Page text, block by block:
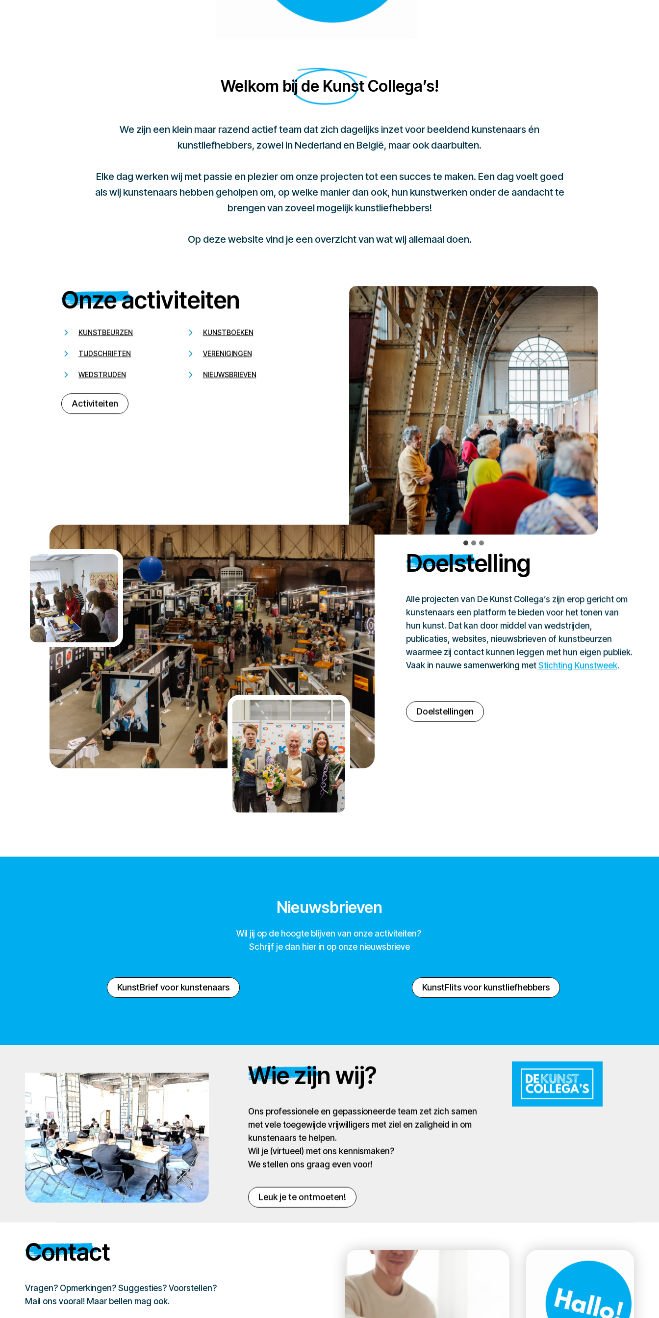
Welkom bij de Kunst Collega’s!
We zijn een klein maar razend actief team dat zich dagelijks inzet voor beeldend kunstenaars én
kunstliefhebbers, zowel in Nederland en België, maar ook daarbuiten.
Elke dag werken wij met passie en plezier om onze projecten tot een succes te maken. Een dag voelt goed
als wij kunstenaars hebben geholpen om, op welke manier dan ook, hun kunstwerken onder de aandacht te
brengen van zoveel mogelijk kunstliefhebbers!
Op deze website vind je een overzicht van wat wij allemaal doen.
Onze activiteiten
KUNSTBEURZEN KUNSTBOEKEN
TIJDSCHRIFTEN VERENIGINGEN
WEDSTRIJDEN NIEUWSBRIEVEN
Activiteiten
Doelstelling
Alle projecten van De Kunst Collega’s zijn erop gericht om
kunstenaars een platform te bieden voor het tonen van
hun kunst. Dat kan door middel van wedstrijden,
publicaties, websites, nieuwsbrieven of kunstbeurzen
waarmee zij contact kunnen leggen met hun eigen publiek.
Vaak in nauwe samenwerking metStichting Kunstweek.
Doelstellingen
Nieuwsbrieven
Wil jij op de hoogte blijven van onze activiteiten?
Schrijf je dan hier in op onze nieuwsbrieve
KunstBrief voor kunstenaars KunstFlits voor kunstliefhebbers
Wie zijn wij?
Ons professionele en gepassioneerde team zet zich samen
met vele toegewijde vrijwilligers met ziel en zaligheid in om
kunstenaars te helpen.
Wil je (virtueel) met ons kennismaken?
We stellen ons graag even voor!
Leuk je te ontmoeten!
Contact
Vragen? Opmerkingen? Suggesties? Voorstellen?
Mail ons vooral! Maar bellen mag ook.